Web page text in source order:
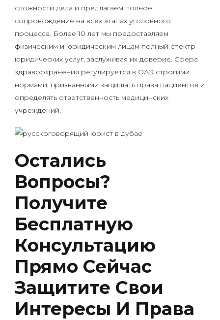
сложности дела и предлагаем полное
сопровождение на всех этапах уголовного
процесса. Более 10 лет мы предоставляем
физическим и юридическим лицам полный спектр
юридических услуг, заслуживая их доверие. Сфера
здравоохранения регулируется в ОАЭ строгими
нормами, призванными защищать права пациентов и
определять ответственность медицинских
учреждений.
Остались
Вопросы?
Получите
Бесплатную
Консультацию
Прямо Сейчас
Защитите Свои
Интересы И Права